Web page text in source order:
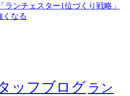
「ランチェスター1位づくり戦略」
くなる
ッフブログ ラン